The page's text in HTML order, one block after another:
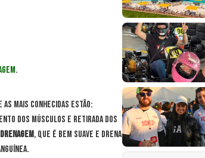
.
mais conhecidas estão:
dos músculos e retirada dos
Drenagem, que é bem suave e drena